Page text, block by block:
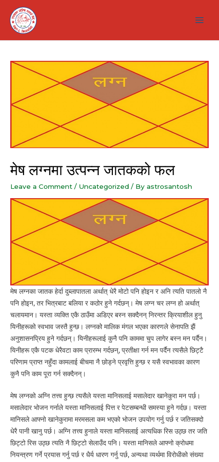
content
मेष लग्नमा उत्पन्न जातकको फल
Leave a Comment / Uncategorized / Byastrosantosh
मेष लग्नका जातक हेर्दा दुब्लापातला अर्थात् धेरै मोटो पनि होइन र अनि त्यति पातलो नै
पनि होइन, तर भित्रबाट बलिया र कठोर हुने गर्दछन्। मेष लग्न चर लग्न हो अर्थात्
चलायमान। यस्ता व्यक्ति एकै ठाउँमा अडिएर बस्न सक्दैनन् निरन्तर क्रियाशील हुनु
यिनीहरूको स्वभाव जस्तै हुन्छ। लग्नको मालिक मंगल भएका कारणले सेनापति झैं
अनुशासनप्रिय हुने गर्दछन्। यिनीहरूलाई कुनै पनि काममा चुप लागेर बस्न मन पर्दैन।
यिनीहरू एकै पटक धेरैवटा काम प्रारम्भ गर्दछन्, प्रतीक्षा गर्न मन पर्दैन त्यसैले छिट्टै
परिणाम प्राप्त नहुँदा कामलाई बीचमा नै छोड्ने प्रवृत्ति हुन्छ र यसै स्वभावका कारण
कुनै पनि काम पूरा गर्न सक्दैनन्।
मेष लग्नको अग्नि तत्त्व हुन्छ त्यसैले यस्ता मानिसलाई मसालेदार खानेकुरा मन पर्छ।
मसालेदार भोजन गर्नाले यस्ता मानिसलाई पित्त र पेटसम्बन्धी समस्या हुने गर्दछ। यस्ता
मानिसले आफ्नो खानेकुरामा मरमसला कम भएको भोजन उपयोग गर्नु पर्छ र जतिसक्दो
धेरै पानी खानु पर्छ। अग्नि तत्त्व हुनाले यस्ता मानिसलाई अत्यधिक रिस उठ्छ तर जति
छिट्टो रिस उठ्छ त्यति नै छिट्टो सेलाउँद पनि। यस्ता मानिसले आफ्नो क्रोधमा
नियन्त्रण गर्ने प्रयास गर्नु पर्छ र धैर्य धारण गर्नु पर्छ, अन्यथा व्यर्थमा विरोधीको संख्या